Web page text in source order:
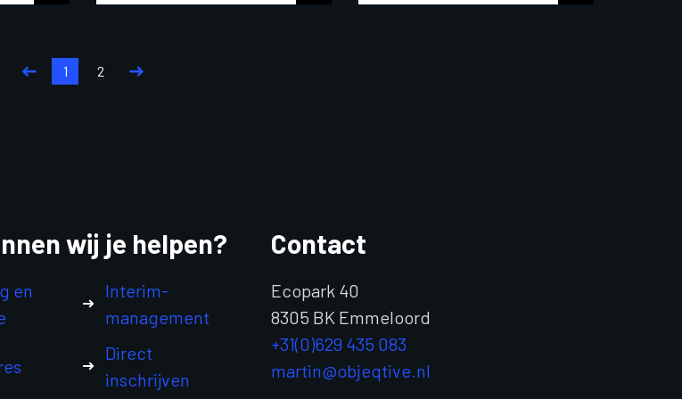
1 2
wij je helpen?
en
Interim-
management
Direct
inschrijven
Contact
Ecopark 40
8305 BK Emmeloord
+31(0)629 435 083
martin@objeqtive.nl